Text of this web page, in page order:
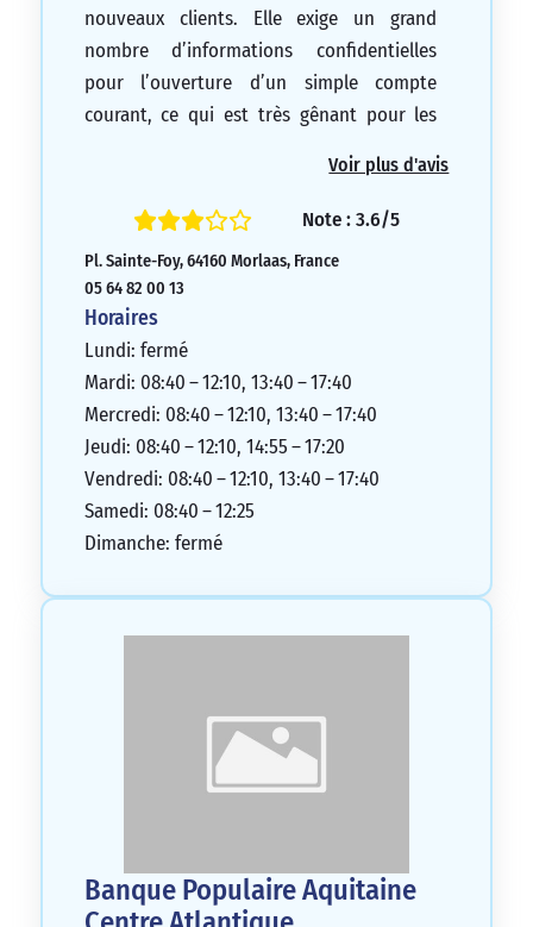
nouveaux clients. Elle exige un grand
nombre d’informations confidentielles
pour l’ouverture d’un simple compte
courant, ce qui est très gênant pour les
1/5
Voir plus d'avis
Note : 3.6/5
Pl. Sainte-Foy, 64160 Morlaas, France
05 64 82 00 13
Horaires
Lundi: fermé
Mardi: 08:40 – 12:10, 13:40 – 17:40
Mercredi: 08:40 – 12:10, 13:40 – 17:40
Jeudi: 08:40 – 12:10, 14:55 – 17:20
Vendredi: 08:40 – 12:10, 13:40 – 17:40
Samedi: 08:40 – 12:25
Dimanche: fermé
Banque Populaire Aquitaine